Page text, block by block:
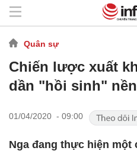
Quân sự
Chiến lược xuất
dần "hồi sinh"
01/04/2020 - 09:00
Nga đang thực hiện